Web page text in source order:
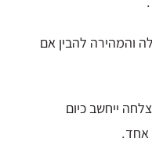
והמהירה להבין אם
ייחשב כיום